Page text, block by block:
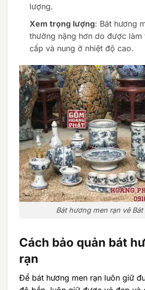
lượng.
Xem trọng lượng: Bát hương
thường nặng hơn do được làm
cấp và nung ở nhiệt độ cao.
Bát hương men rạn vẽ Bát
Cách bảo quản bát
rạn
Để bát hương men rạn luôn giữ